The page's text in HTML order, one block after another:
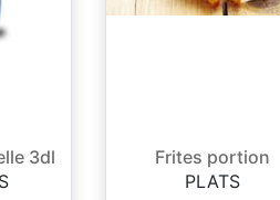
3dl
Frites portion
PLATS